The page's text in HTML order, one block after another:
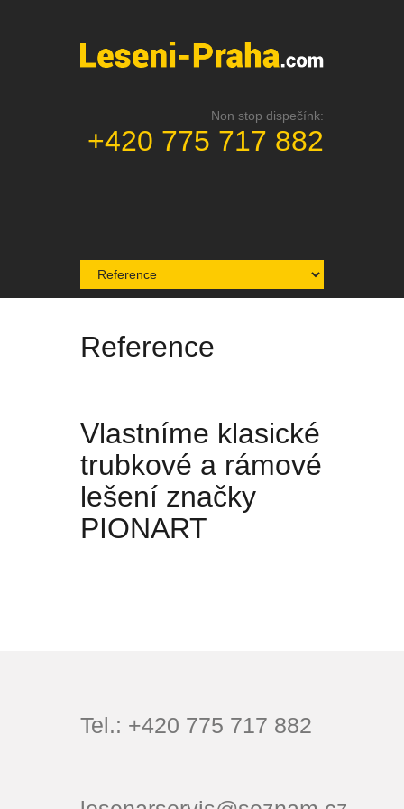
Non stop dispečínk:
+420 775 717 882
Reference
Vlastníme klasické
trubkové a rámové
lešení značky
PIONART
Tel.: +420 775 717 882